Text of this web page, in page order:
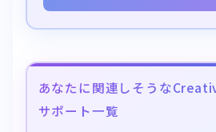
あなたに関連しそうな
サポート一覧